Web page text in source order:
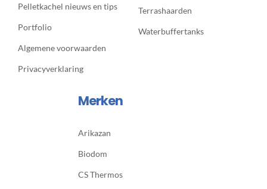
Pelletkachel nieuws en tips
Portfolio
Algemene voorwaarden
Privacyverklaring
Terrashaarden
Waterbuffertanks
Merken
Arikazan
Biodom
CS Thermos